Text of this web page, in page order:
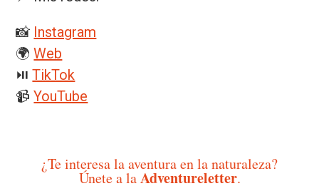
📸 Instagram
🌍Web
⏯️TikTok
📹YouTube
¿Te interesa la aventura en la naturaleza?
Únete a laAdventureletter.